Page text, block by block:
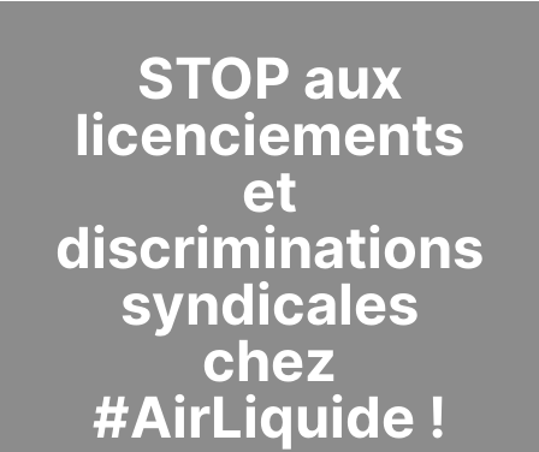
STOP aux
licenciements
et
discriminations
syndicales
chez
#AirLiquide !